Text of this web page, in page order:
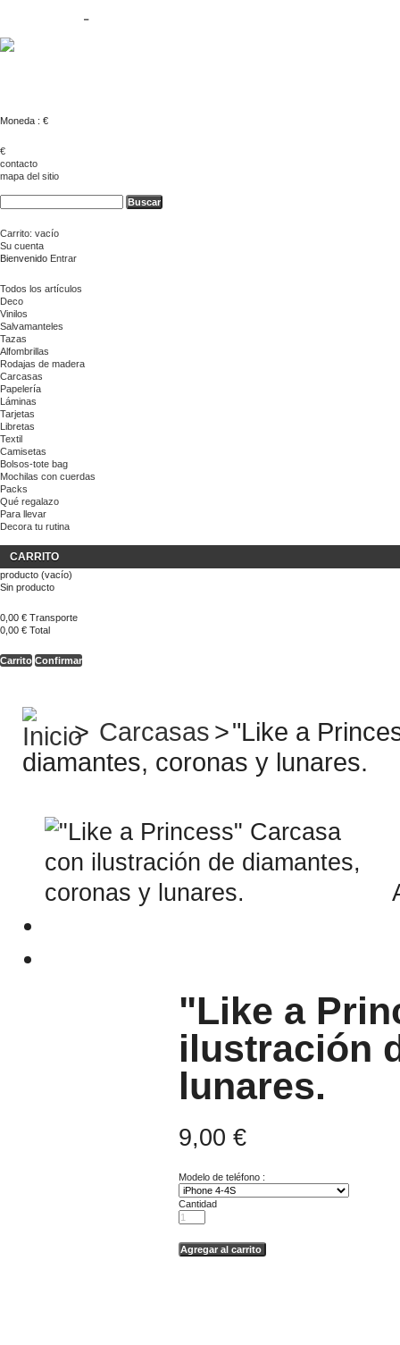
-
Moneda : €
€
contacto
mapa del sitio
Carrito: vacío
Su cuenta
Bienvenido Entrar
Todos los artículos
Deco
Vinilos
Salvamanteles
Tazas
Alfombrillas
Rodajas de madera
Carcasas
Papelería
Láminas
Tarjetas
Libretas
Textil
Camisetas
Bolsos-tote bag
Mochilas con cuerdas
Packs
Qué regalazo
Para llevar
Decora tu rutina
CARRITO
producto (vacío)
Sin producto
0,00 € Transporte
0,00 € Total
Carrito Confirmar
> Carcasas >"Like a
diamantes, coronas y lunares.
"Like a
ilustración
lunares.
9,00 €
Modelo de teléfono :
Cantidad